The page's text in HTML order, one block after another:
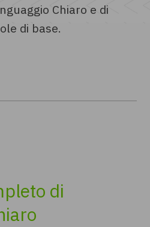
Chiaro e di
di base.
di